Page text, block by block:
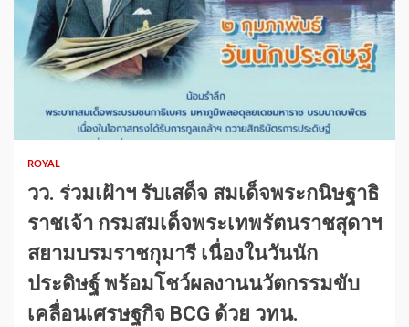
1 min read
ROYAL
วว. ร่วมเฝ้าฯ รับเสด็จ สมเด็จพระกนิษฐาธิ
ราชเจ้า กรมสมเด็จพระเทพรัตนราชสุดาฯ
สยามบรมราชกุมารี เนื่องในวันนัก
ประดิษฐ์ พร้อมโชว์ผลงานนวัตกรรมขับ
เคลื่อนเศรษฐกิจ BCG ด้วย วทน.